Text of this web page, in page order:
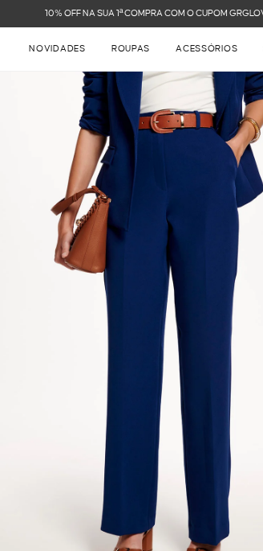
NOVIDADES ROUPAS ACESSÓRIOS